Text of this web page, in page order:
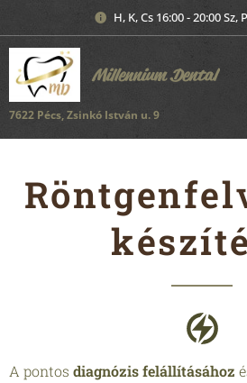
H, K, Cs 16:00 - 20:00 Sz,
Millennium Dental
7622 Pécs, Zsinkó István u. 9
A pontos diagnózis felállításához